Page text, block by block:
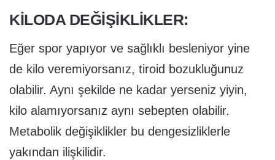
KILODA DEĞIŞIKLIKLER:
Eğer spor yapıyor ve sağlıklı besleniyor yine
de kilo veremiyorsanız, tiroid bozukluğunuz
olabilir. Aynı şekilde ne kadar yerseniz yiyin,
kilo alamıyorsanız aynı sebepten olabilir.
Metabolik değişiklikler bu dengesizliklerle
yakından ilişkilidir.